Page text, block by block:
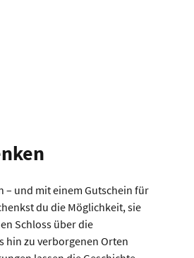
– und mit einem Gutschein für
du die Möglichkeit, sie
Schloss über die
hin zu verborgenen Orten